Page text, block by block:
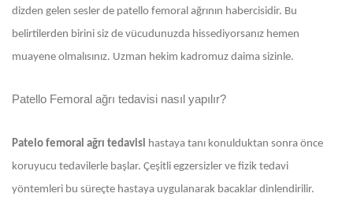
dizden gelen sesler de patello femoral ağrının habercisidir. Bu
belirtilerden birini siz de vücudunuzda hissediyorsanız hemen
muayene olmalısınız. Uzman hekim kadromuz daima sizinle.
Patello Femoral ağrı tedavisi nasıl yapılır?
Patelo femoral ağrı tedavisi hastaya tanı konulduktan sonra önce
koruyucu tedavilerle başlar. Çeşitli egzersizler ve fizik tedavi
yöntemleri bu süreçte hastaya uygulanarak bacaklar dinlendirilir.